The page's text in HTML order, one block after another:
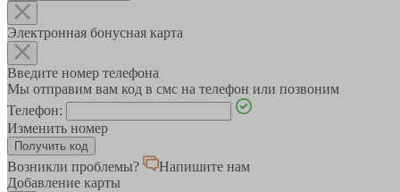
Электронная бонусная карта
Введите номер телефона
Мы отправим вам код в смс на телефон или позвоним
Телефон:
Изменить номер
Возникли проблемы?
Напишите нам
Добавление карты